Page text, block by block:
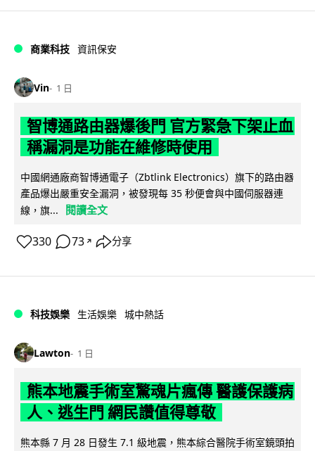
商業科技 資訊保安
Vin 1 日
智博通路由器爆後門 官方緊急下架止血
稱漏洞是功能在維修時使用
中國網通廠商智博通電子（Zbtlink Electronics）旗下的路由器
產品爆出嚴重安全漏洞，被發現每 35 秒便會與中國伺服器連
線，旗...
閱讀全文
330 73 ↗ 分享
科技娛樂 生活娛樂 城中熱話
Lawton 1 日
熊本地震手術室驚魂片瘋傳 醫護保護病
人、逃生門 網民讚值得尊敬
熊本縣 7 月 28 日發生 7.1 級地震，熊本綜合醫院手術室鏡頭拍